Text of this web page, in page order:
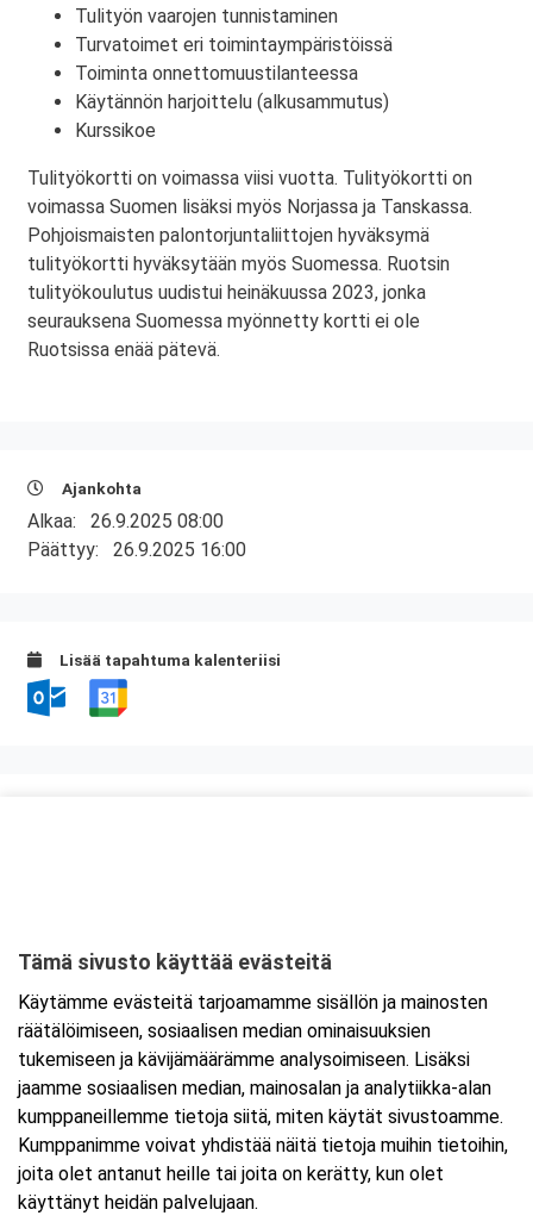
Tulityön vaarojen tunnistaminen
Turvatoimet eri toimintaympäristöissä
Toiminta onnettomuustilanteessa
Käytännön harjoittelu (alkusammutus)
Kurssikoe
Tulityökortti on voimassa viisi vuotta. Tulityökortti on
voimassa Suomen lisäksi myös Norjassa ja Tanskassa.
Pohjoismaisten palontorjuntaliittojen hyväksymä
tulityökortti hyväksytään myös Suomessa. Ruotsin
tulityökoulutus uudistui heinäkuussa 2023, jonka
seurauksena Suomessa myönnetty kortti ei ole
Ruotsissa enää pätevä.
Ajankohta
Alkaa: 26.9.2025 08:00
Päättyy: 26.9.2025 16:00
Lisää tapahtuma kalenteriisi
Tarkempi kartta ja ajo-ohjeet
Tämä sivusto käyttää evästeitä
Käytämme evästeitä tarjoamamme sisällön ja mainosten
räätälöimiseen, sosiaalisen median ominaisuuksien
tukemiseen ja kävijämäärämme analysoimiseen. Lisäksi
jaamme sosiaalisen median, mainosalan ja analytiikka-alan
kumppaneillemme tietoja siitä, miten käytät sivustoamme.
Kumppanimme voivat yhdistää näitä tietoja muihin tietoihin,
joita olet antanut heille tai joita on kerätty, kun olet
käyttänyt heidän palvelujaan.